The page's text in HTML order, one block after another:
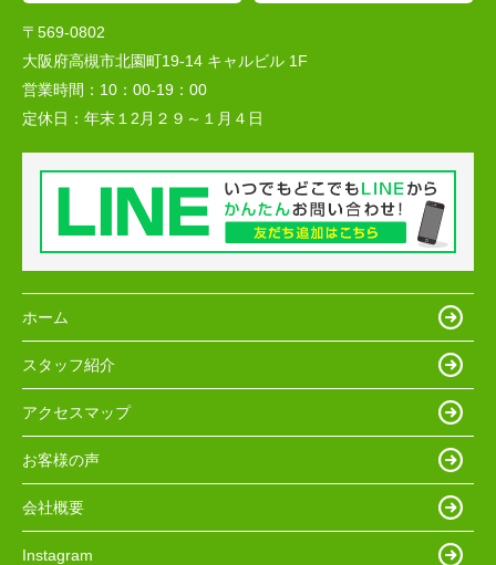
〒569-0802
大阪府高槻市北園町19-14 キャルビル 1F
営業時間： 10：00-19：00
定休日： 年末１2月２９～１月４日
ホーム
スタッフ紹介
アクセスマップ
お客様の声
会社概要
Instagram